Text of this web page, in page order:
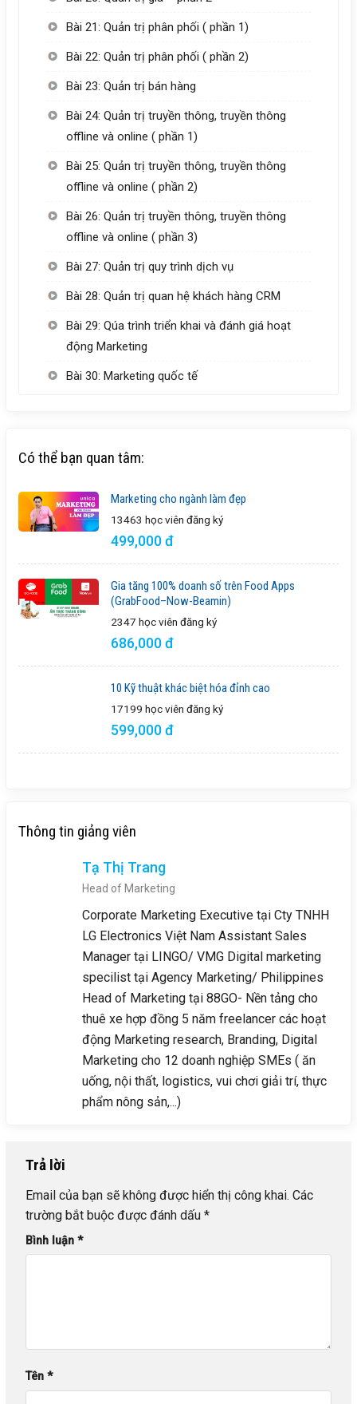
Bài 21: Quản trị phân phối ( phần 1)
Bài 22: Quản trị phân phối ( phần 2)
Bài 23: Quản trị bán hàng
Bài 24: Quản trị truyền thông, truyền thông
offline và online ( phần 1)
Bài 25: Quản trị truyền thông, truyền thông
offline và online ( phần 2)
Bài 26: Quản trị truyền thông, truyền thông
offline và online ( phần 3)
Bài 27: Quản trị quy trình dịch vụ
Bài 28: Quản trị quan hệ khách hàng CRM
Bài 29: Qúa trình triển khai và đánh giá hoạt
động Marketing
Bài 30: Marketing quốc tế
Có thể bạn quan tâm:
Marketing cho ngành làm đẹp
13463 học viên đăng ký
499,000 đ
Gia tăng 100% doanh số trên Food Apps
(GrabFood–Now-Beamin)
2347 học viên đăng ký
686,000 đ
10 Kỹ thuật khác biệt hóa đỉnh cao
17199 học viên đăng ký
599,000 đ
Thông tin giảng viên
Tạ Thị Trang
Head of Marketing
Corporate Marketing Executive tại Cty TNHH
LG Electronics Việt Nam Assistant Sales
Manager tại LINGO/ VMG Digital marketing
specilist tại Agency Marketing/ Philippines
Head of Marketing tại 88GO- Nền tảng cho
thuê xe hợp đồng 5 năm freelancer các hoạt
động Marketing research, Branding, Digital
Marketing cho 12 doanh nghiệp SMEs ( ăn
uống, nội thất, logistics, vui chơi giải trí, thực
phẩm nông sản,...)
Trả lời
Email của bạn sẽ không được hiển thị công khai. Các
trường bắt buộc được đánh dấu *
Bình luận *
Tên *